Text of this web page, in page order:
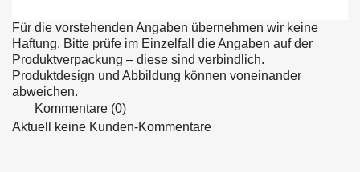
Für die vorstehenden Angaben übernehmen wir keine
Haftung. Bitte prüfe im Einzelfall die Angaben auf der
Produktverpackung – diese sind verbindlich.
Produktdesign und Abbildung können voneinander
abweichen.
Kommentare (0)
Aktuell keine Kunden-Kommentare